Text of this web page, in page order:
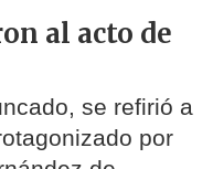
al acto de
se refirió a
por